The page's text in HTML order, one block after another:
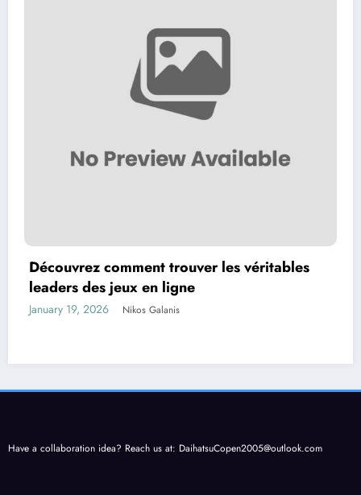
Découvrez comment trouver les véritables
leaders des jeux en ligne
January 19, 2026 Nikos Galanis
Have a collaboration idea? Reach us at: DaihatsuCopen2005@outlook.com